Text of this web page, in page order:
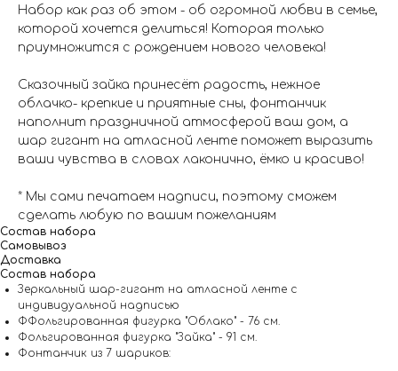
Набор как раз об этом - об огромной любви в семье,
которой хочется делиться! Которая только
приумножится с рождением нового человека!
Сказочный зайка принесёт радость, нежное
облачко- крепкие и приятные сны, фонтанчик
наполнит праздничной атмосферой ваш дом, а
шар гигант на атласной ленте поможет выразить
ваши чувства в словах лаконично, ёмко и красиво!
* Мы сами печатаем надписи, поэтому сможем
сделать любую по вашим пожеланиям
Состав набора
Самовывоз
Доставка
Состав набора
Зеркальный шар-гигант на атласной ленте с
индивидуальной надписью
ФФольгированная фигурка "Облако" - 76 см.
Фольгированная фигурка "Зайка" - 91 см.
Фонтанчик из 7 шариков: